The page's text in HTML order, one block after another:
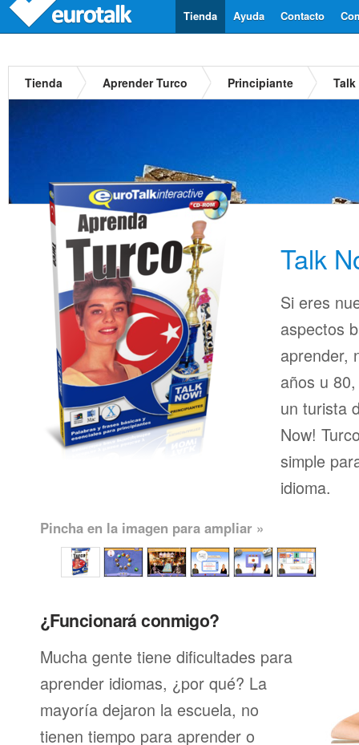
Contacto
Ayuda
Tienda
Tienda Aprender Turco Principiante
Talk
Si eres
aspectos
aprender,
años u
un turista
Now!
simple
idioma.
Pincha en la imagen para ampliar »
¿Funcionará conmigo?
Mucha gente tiene dificultades para
aprender idiomas, ¿por qué? La
mayoría dejaron la escuela, no
tienen tiempo para aprender o